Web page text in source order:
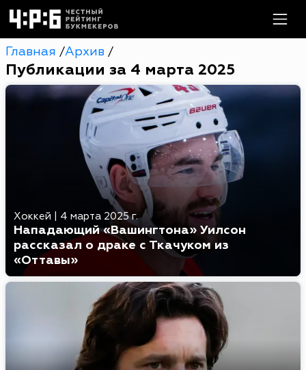
Главная /Архив /
Публикации за 4 марта 2025
Хоккей 4 марта 2025 г.
Нападающий «Вашингтона» Уилсон
рассказал о драке с Ткачуком из
«Оттавы»